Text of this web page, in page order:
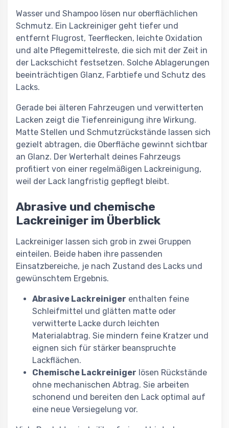
Wasser und Shampoo lösen nur oberflächlichen
Schmutz. Ein Lackreiniger geht tiefer und
entfernt Flugrost, Teerflecken, leichte Oxidation
und alte Pflegemittelreste, die sich mit der Zeit in
der Lackschicht festsetzen. Solche Ablagerungen
beeinträchtigen Glanz, Farbtiefe und Schutz des
Lacks.
Gerade bei älteren Fahrzeugen und verwitterten
Lacken zeigt die Tiefenreinigung ihre Wirkung.
Matte Stellen und Schmutzrückstände lassen sich
gezielt abtragen, die Oberfläche gewinnt sichtbar
an Glanz. Der Werterhalt deines Fahrzeugs
profitiert von einer regelmäßigen Lackreinigung,
weil der Lack langfristig gepflegt bleibt.
Abrasive und chemische
Lackreiniger im Überblick
Lackreiniger lassen sich grob in zwei Gruppen
einteilen. Beide haben ihre passenden
Einsatzbereiche, je nach Zustand des Lacks und
gewünschtem Ergebnis.
Abrasive Lackreiniger enthalten feine
Schleifmittel und glätten matte oder
verwitterte Lacke durch leichten
Materialabtrag. Sie mindern feine Kratzer und
eignen sich für stärker beanspruchte
Lackflächen.
Chemische Lackreiniger lösen Rückstände
ohne mechanischen Abtrag. Sie arbeiten
schonend und bereiten den Lack optimal auf
eine neue Versiegelung vor.